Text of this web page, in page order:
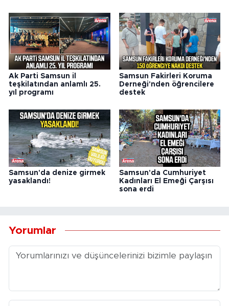
Ak Parti Samsun il
teşkilatından anlamlı 25.
yıl programı
Samsun Fakirleri Koruma
Derneği'nden öğrencilere
destek
Samsun'da denize girmek
yasaklandı!
Samsun'da Cumhuriyet
Kadınları El Emeği Çarşısı
sona erdi
Yorumlar